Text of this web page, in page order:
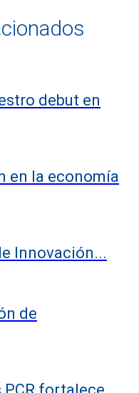
debut en
en la economía
Innovación...
de